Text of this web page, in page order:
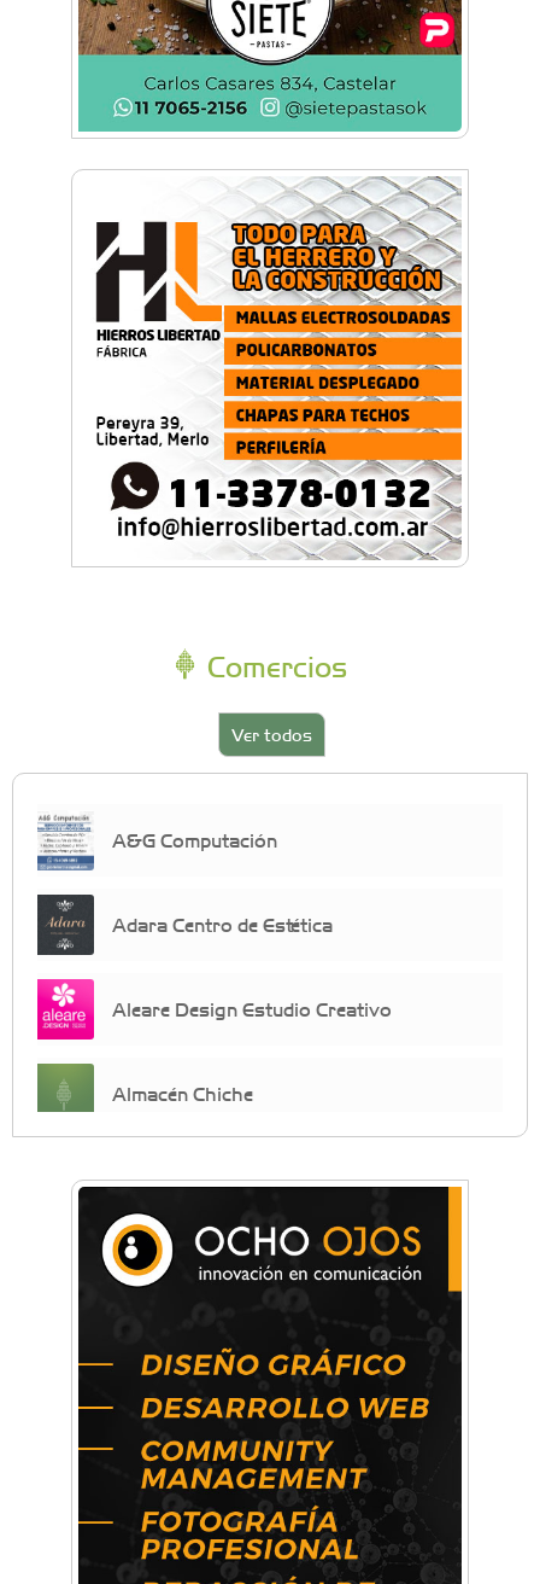
Comercios
Ver todos
A&G Computación
Adara Centro de Estética
Aleare Design Estudio Creativo
Almacén Chiche
crecimiento personal
Arq. Horacio Alejandro Sánchez
Artística ApasionArte
Artística Veral